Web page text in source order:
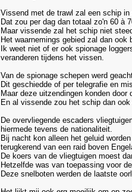
Vissend met de trawl zal een schip
Dat zou per dag dan totaal zo'n 60 à
Maar vissende zal het schip niet
Het waarnemings gebied zal dan
Ik weet niet of er ook spionage
veranderen tijdens het vissen.
Van de spionage schepen werd
Dit geschiedde of per telegrafie en
Maar deze uitzendingen konden
En al vissende zou het schip dan
De overvliegende escaders
hiermede tevens de nationaliteit.
Bij nacht kon alleen het geluid
terugkerend van een raid boven
De koers van de vliegtuigen moest
Hetzelfde was van toepassing voor
Deze snelboten werden de laatste